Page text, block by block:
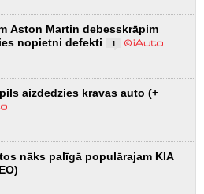
Aston Martin debesskrāpim
nopietni defekti
1
aizdedzies kravas auto (+
nāks palīgā populārajam KIA